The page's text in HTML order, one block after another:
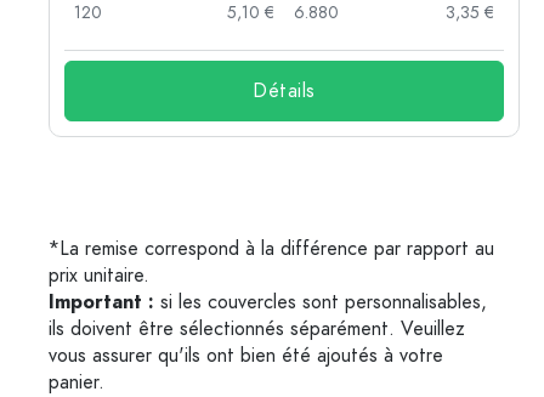
120
5,10 €
6.880
3,35 €
Détails
*La remise correspond à la différence par rapport au
prix unitaire.
Important : si les couvercles sont personnalisables,
ils doivent être sélectionnés séparément. Veuillez
vous assurer qu'ils ont bien été ajoutés à votre
panier.